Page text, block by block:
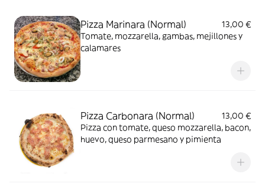
Pizza Marinara (Normal)
13,00 €
Tomate, mozzarella, gambas, mejillones y
calamares
Pizza Carbonara (Normal)
13,00 €
Pizza con tomate, queso mozzarella, bacon,
huevo, queso parmesano y pimienta